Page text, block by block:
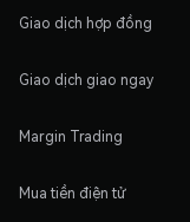
Giao dịch hợp đồng
Giao dịch giao ngay
Margin Trading
Mua tiền điện tử